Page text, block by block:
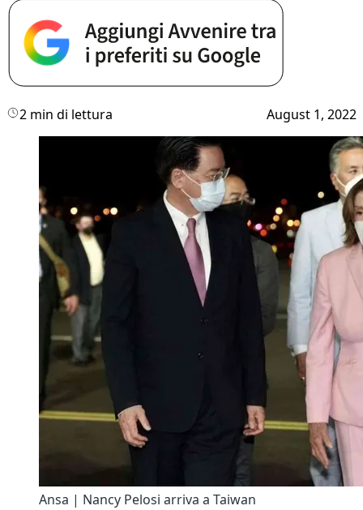
2 min di lettura August 1, 2022
Ansa | Nancy Pelosi arriva a Taiwan